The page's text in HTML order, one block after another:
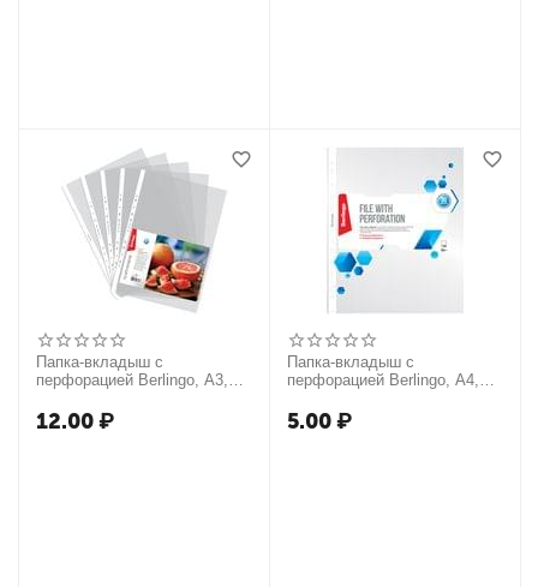
Папка-вкладыш с
перфорацией Berlingo, А3,
вертикальная
12.00₽
Папка-вкладыш с
перфорацией Berlingo, А4,
5.00₽